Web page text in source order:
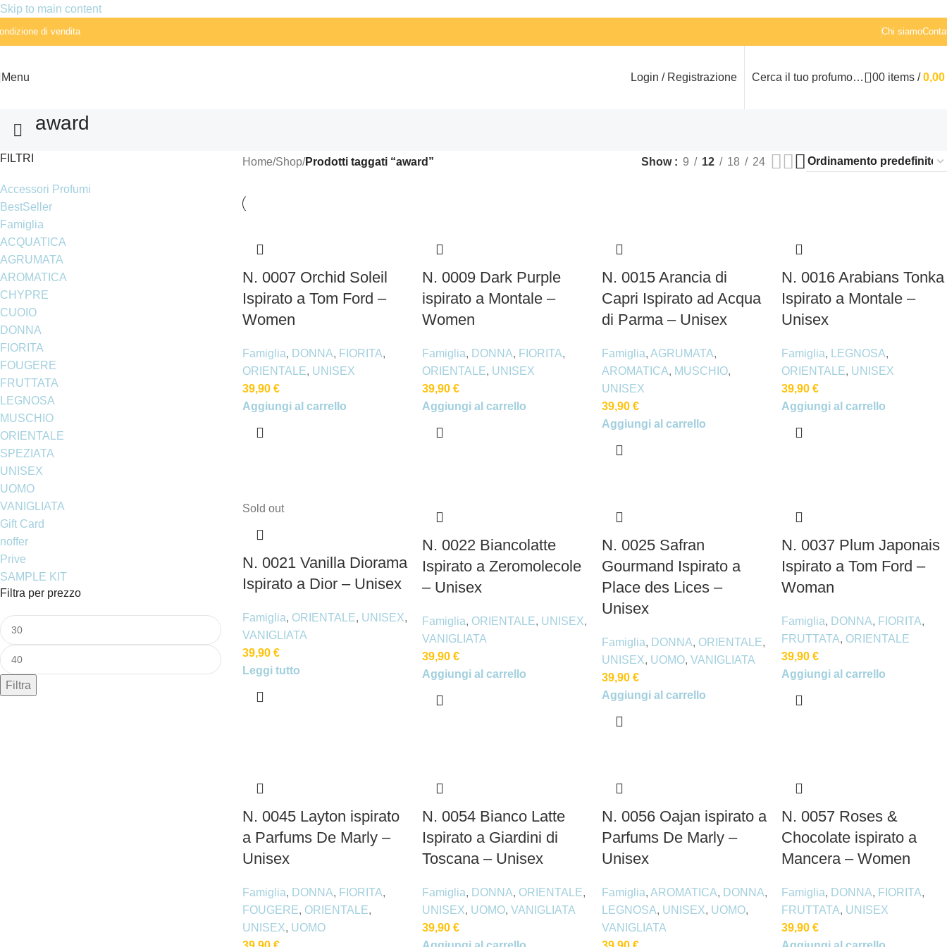
Skip to main content
di vendita Chi siamo
Menu Login / Registrazione Cerca il tuo profumo… 00 items / 0,00
award
FILTRI
Accessori Profumi
BestSeller
Famiglia
ACQUATICA
AGRUMATA
AROMATICA
CHYPRE
CUOIO
DONNA
FIORITA
FOUGERE
FRUTTATA
LEGNOSA
MUSCHIO
ORIENTALE
SPEZIATA
UNISEX
UOMO
VANIGLIATA
Gift Card
noffer
Prive
SAMPLE KIT
Filtra per prezzo
Filtra
Home/Shop/Prodotti taggati “award” Show 9 12 18 24
N. 0007 Orchid Soleil
Ispirato a Tom Ford –
Women
Famiglia, DONNA, FIORITA,
ORIENTALE, UNISEX
39,90 €
Aggiungi al carrello
N. 0009 Dark Purple
ispirato a Montale –
Women
Famiglia, DONNA, FIORITA,
ORIENTALE, UNISEX
39,90 €
Aggiungi al carrello
N. 0015 Arancia di
Capri Ispirato ad Acqua
di Parma – Unisex
Famiglia, AGRUMATA,
AROMATICA, MUSCHIO,
UNISEX
39,90 €
Aggiungi al carrello
N. 0016 Arabians Tonka
Ispirato a Montale –
Unisex
Famiglia, LEGNOSA,
ORIENTALE, UNISEX
39,90 €
Aggiungi al carrello
Sold out
N. 0021 Vanilla Diorama
Ispirato a Dior – Unisex
Famiglia, ORIENTALE, UNISEX,
VANIGLIATA
39,90 €
Leggi tutto
N. 0022 Biancolatte
Ispirato a Zeromolecole
– Unisex
Famiglia, ORIENTALE, UNISEX,
VANIGLIATA
39,90 €
Aggiungi al carrello
N. 0025 Safran
Gourmand Ispirato a
Place des Lices –
Unisex
Famiglia, DONNA, ORIENTALE,
UNISEX, UOMO, VANIGLIATA
39,90 €
Aggiungi al carrello
N. 0037 Plum Japonais
Ispirato a Tom Ford –
Woman
Famiglia, DONNA, FIORITA,
FRUTTATA, ORIENTALE
39,90 €
Aggiungi al carrello
N. 0045 Layton ispirato
a Parfums De Marly –
Unisex
Famiglia, DONNA, FIORITA,
FOUGERE, ORIENTALE,
UNISEX, UOMO
N. 0054 Bianco Latte
Ispirato a Giardini di
Toscana – Unisex
Famiglia, DONNA, ORIENTALE,
UNISEX, UOMO, VANIGLIATA
39,90 €
N. 0056 Oajan ispirato a
Parfums De Marly –
Unisex
Famiglia, AROMATICA, DONNA,
LEGNOSA, UNISEX, UOMO,
VANIGLIATA
N. 0057 Roses &
Chocolate ispirato a
Mancera – Women
Famiglia, DONNA, FIORITA,
FRUTTATA, UNISEX
39,90 €